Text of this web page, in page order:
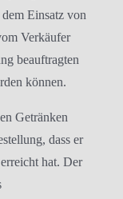
Einsatz von
Verkäufer
beauftragten
können.
Getränken
dass er
hat. Der